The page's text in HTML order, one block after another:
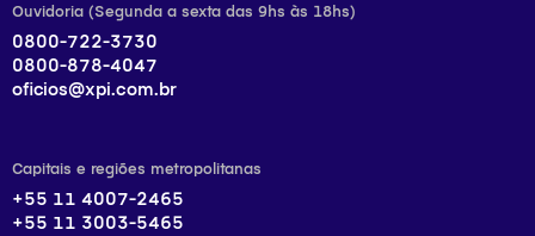
Ouvidoria (Segunda a sexta das 9hs às 18hs)
0800-722-3730
0800-878-4047
oficios@xpi.com.br
Capitais e regiões metropolitanas
+55 11 4007-2465
+55 11 3003-5465